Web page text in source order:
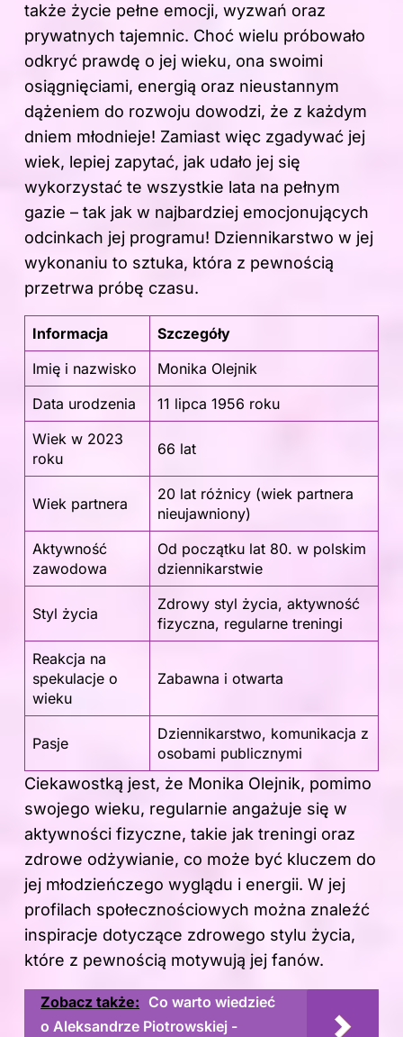
także życie pełne emocji, wyzwań oraz
prywatnych tajemnic. Choć wielu próbowało
odkryć prawdę o jej wieku, ona swoimi
osiągnięciami, energią oraz nieustannym
dążeniem do rozwoju dowodzi, że z każdym
dniem młodnieje! Zamiast więc zgadywać jej
wiek, lepiej zapytać, jak udało jej się
wykorzystać te wszystkie lata na pełnym
gazie – tak jak w najbardziej emocjonujących
odcinkach jej programu! Dziennikarstwo w jej
wykonaniu to sztuka, która z pewnością
przetrwa próbę czasu.
Informacja
Szczegóły
Imię i nazwisko
Monika Olejnik
Data urodzenia
11 lipca 1956 roku
Wiek w 2023
roku
66 lat
Wiek partnera
20 lat różnicy (wiek partnera
nieujawniony)
Aktywność
zawodowa
Od początku lat 80. w polskim
dziennikarstwie
Styl życia
Zdrowy styl życia, aktywność
fizyczna, regularne treningi
Reakcja na
spekulacje o
wieku
Zabawna i otwarta
Pasje
Dziennikarstwo, komunikacja z
osobami publicznymi
Ciekawostką jest, że Monika Olejnik, pomimo
swojego wieku, regularnie angażuje się w
aktywności fizyczne, takie jak treningi oraz
zdrowe odżywianie, co może być kluczem do
jej młodzieńczego wyglądu i energii. W jej
profilach społecznościowych można znaleźć
inspiracje dotyczące zdrowego stylu życia,
które z pewnością motywują jej fanów.
Zobacz także: Co warto wiedzieć
o Aleksandrze Piotrowskiej -